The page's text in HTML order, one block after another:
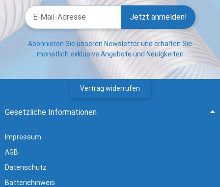
Jetzt anmelden!
Abonnieren Sie unseren Newsletter und erhalten Sie
monatlich exklusive Angebote und Neuigkeiten
Vertrag widerrufen
Gesetzliche Informationen
Impressum
AGB
Datenschutz
Batteriehinweis